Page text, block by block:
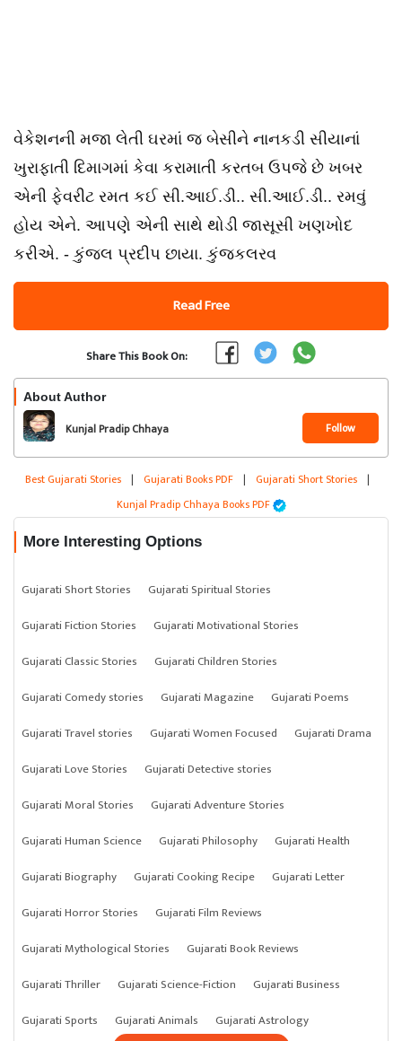
વેકેશનની મજા લેતી ઘરમાં જ બેસીને નાનકડી સીયાનાં
ખુરાફાતી દિમાગમાં કેવા કરામાતી કરતબ ઉપજે છે ખબર
એની ફેવરીટ રમત કઈ સી.આઈ.ડી.. સી.આઈ.ડી.. રમવું
હોય એને. આપણે એની સાથે થોડી જાસૂસી ખણખોદ
કરીએ. - કુંજલ પ્રદીપ છાયા. કુંજકલરવ
Read Free
Share This Book On:
About Author
Kunjal Pradip Chhaya Follow
Best Gujarati Stories | Gujarati Books PDF | Gujarati Short Stories |
Kunjal Pradip Chhaya Books PDF
More Interesting Options
Gujarati Short Stories
Gujarati Spiritual Stories
Gujarati Fiction Stories
Gujarati Motivational Stories
Gujarati Classic Stories
Gujarati Children Stories
Gujarati Comedy stories
Gujarati Magazine
Gujarati Poems
Gujarati Travel stories
Gujarati Women Focused
Gujarati Drama
Gujarati Love Stories
Gujarati Detective stories
Gujarati Moral Stories
Gujarati Adventure Stories
Gujarati Human Science
Gujarati Philosophy
Gujarati Health
Gujarati Biography
Gujarati Cooking Recipe
Gujarati Letter
Gujarati Horror Stories
Gujarati Film Reviews
Gujarati Mythological Stories
Gujarati Book Reviews
Gujarati Thriller
Gujarati Science-Fiction
Gujarati Business
Gujarati Sports
Gujarati Animals Gujarati Astrology